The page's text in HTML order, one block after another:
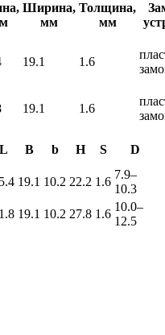
Ширина,
мм
Толщина,
мм
19.1 1.6
19.1 1.6
L B b H S D
19.1 10.2 22.2 1.6
7.9–
10.3
19.1 10.2 27.8 1.6
10.0–
12.5